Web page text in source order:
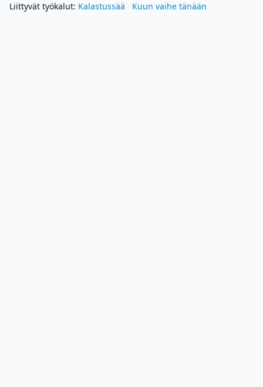
Liittyvät työkalut: Kalastussää · Kuun vaihe tänään